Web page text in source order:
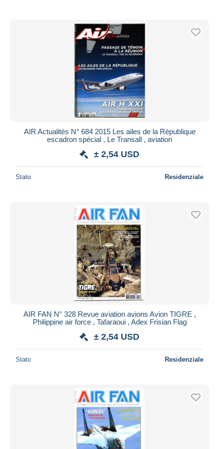
AIR Actualités N° 684 2015 Les ailes de la République
escadron spécial , Le Transall , aviation
± 2,54 USD
Stato Residenziale
AIR FAN N° 328 Revue aviation avions Avion TIGRE ,
Philippine air force , Tafaraoui , Adex Frisian Flag
± 2,54 USD
Stato Residenziale